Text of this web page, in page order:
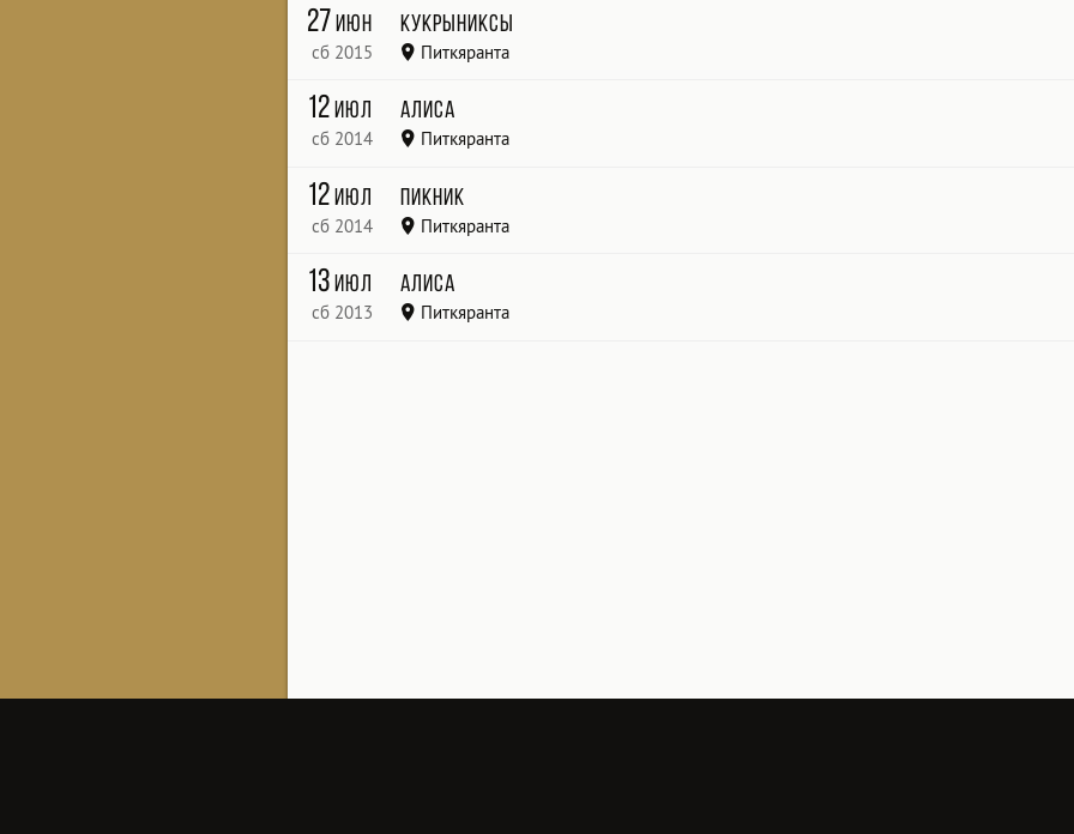
Республика Карелия
27июн
сб 2015
Кукрыниксы
Питкяранта
12июл
сб 2014
Алиса
Питкяранта
12июл
сб 2014
Пикник
Питкяранта
13июл
сб 2013
Алиса
Питкяранта